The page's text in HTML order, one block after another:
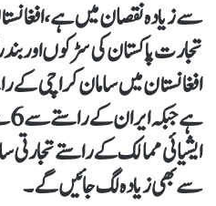
تجارت پاکستان کی سڑکوں اور
سے بھی زیادہ لگ جائیں گے۔